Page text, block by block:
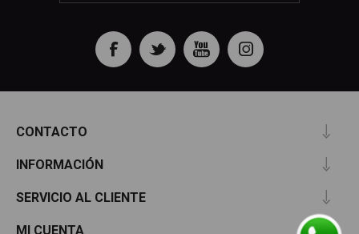
CONTACTO
INFORMACIÓN
SERVICIO AL CLIENTE
MI CUENTA